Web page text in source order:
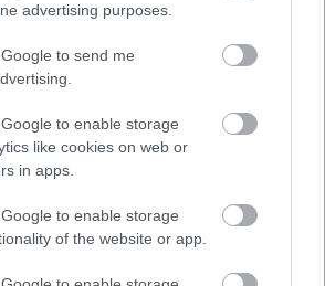
advertising purposes.
to send me
to enable storage
like cookies on web or
in apps.
to enable storage
of the website or app.
MIKLÓS A ZSÁMBÉKI NYÁRI
SZÍNHÁZRÓL
TÓTH MARCSI AZ ÚJ